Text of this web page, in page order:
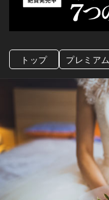
トップ プレミアム